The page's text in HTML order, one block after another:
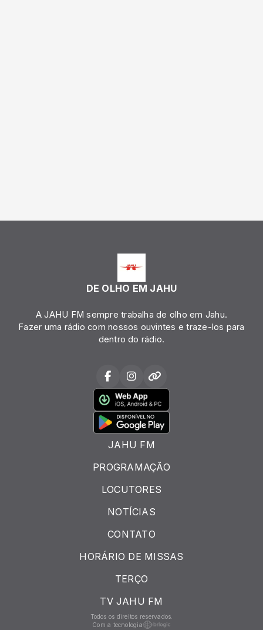
DE OLHO EM JAHU
A JAHU FM sempre trabalha de olho em Jahu.
Fazer uma rádio com nossos ouvintes e traze-los para
dentro do rádio.
JAHU FM
PROGRAMAÇÃO
LOCUTORES
NOTÍCIAS
CONTATO
HORÁRIO DE MISSAS
TERÇO
TV JAHU FM
Todos os direitos reservados.
Com a tecnologia